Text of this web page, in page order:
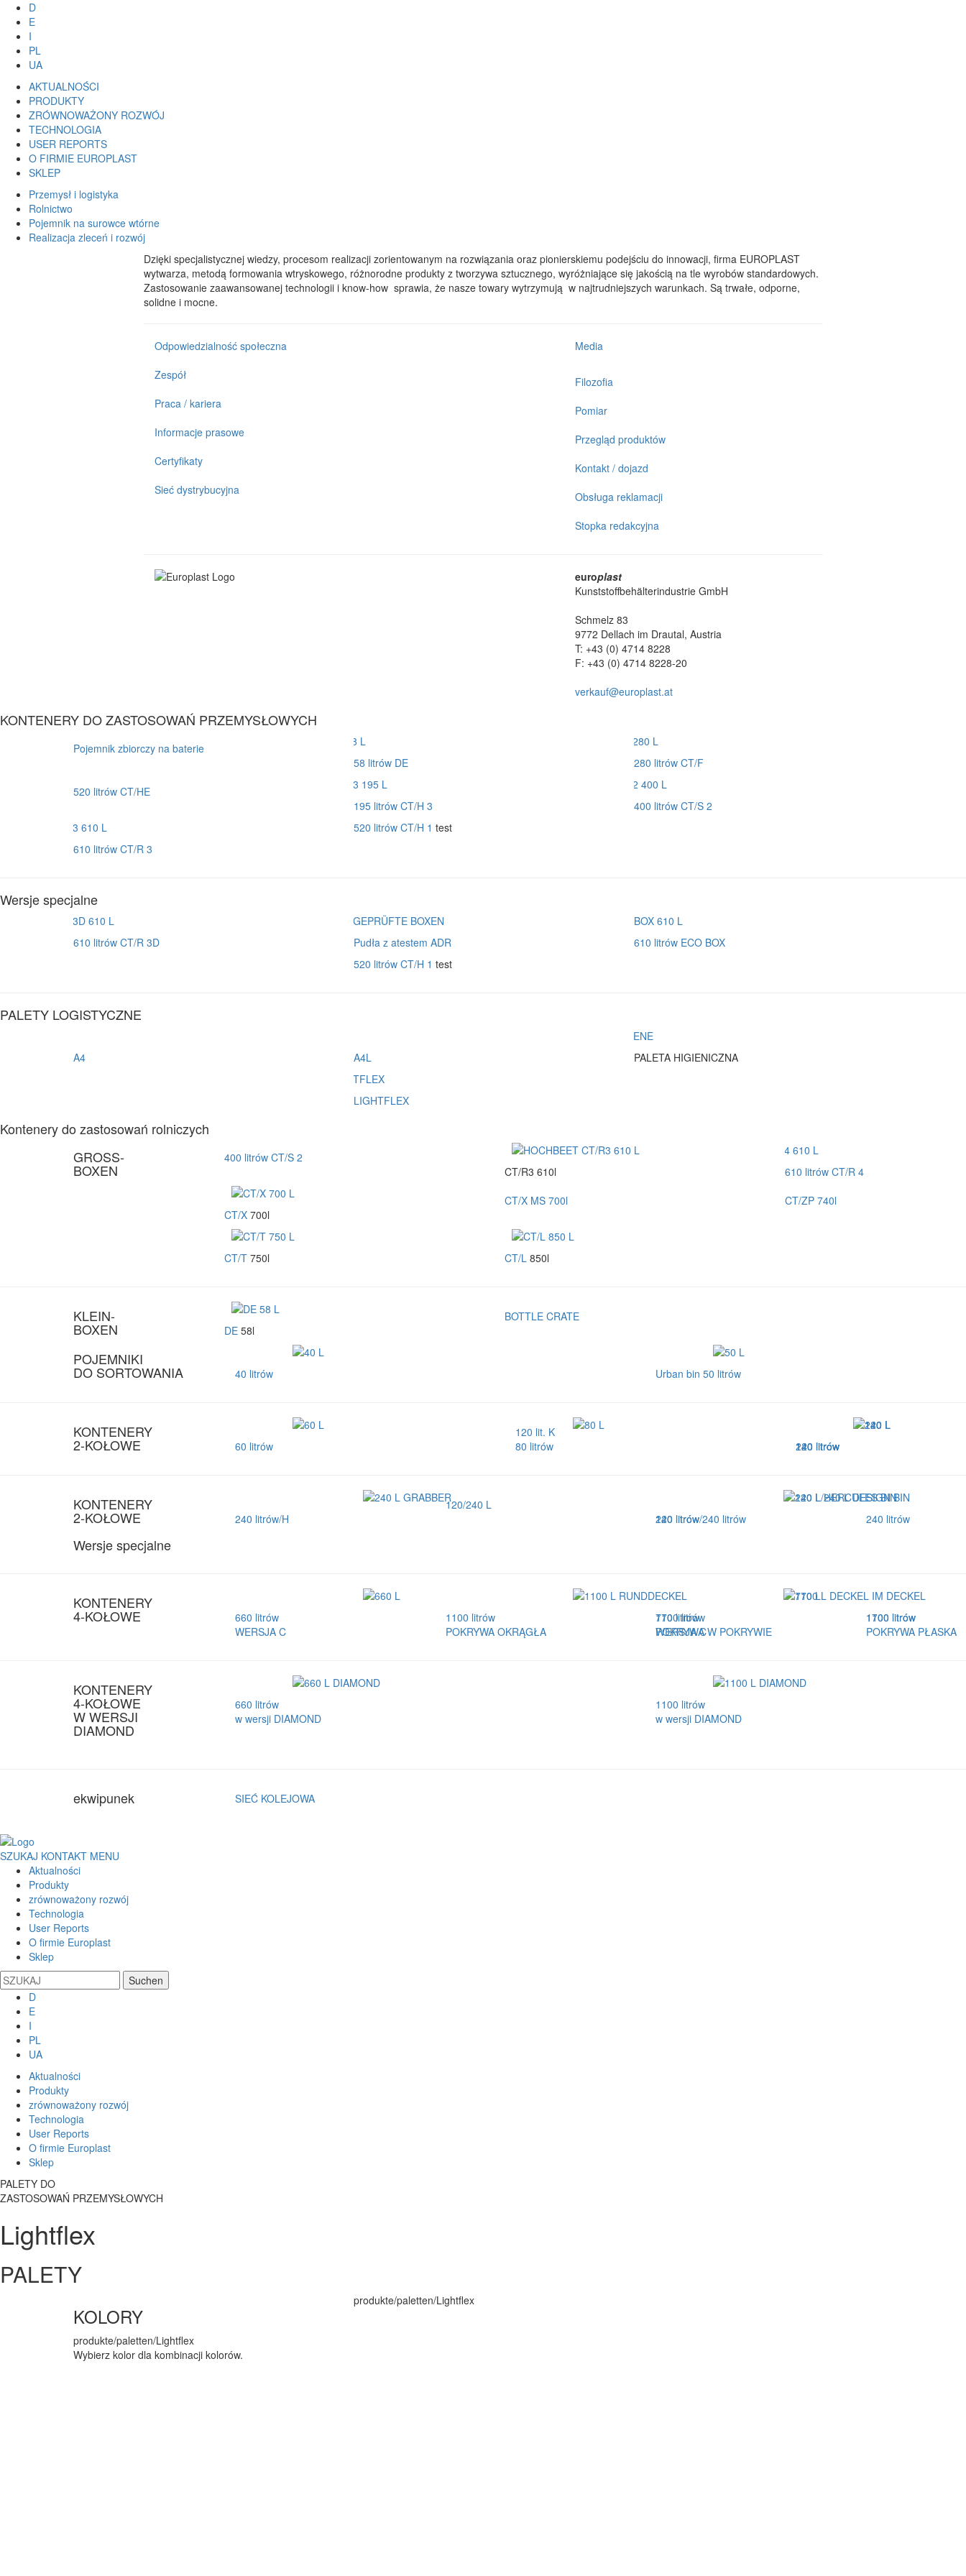
D
E
I
PL
UA
AKTUALNOŚCI
PRODUKTY
ZRÓWNOWAŻONY ROZWÓJ
TECHNOLOGIA
USER REPORTS
O FIRMIE EUROPLAST
SKLEP
Przemysł i logistyka
Rolnictwo
Pojemnik na surowce wtórne
Realizacja zleceń i rozwój
Dzięki specjalistycznej wiedzy, procesom realizacji zorientowanym na rozwiązania oraz pionierskiemu podejściu do innowacji, firma EUROPLAST
wytwarza, metodą formowania wtryskowego, różnorodne produkty z tworzywa sztucznego, wyróżniające się jakością na tle wyrobów standardowych.
Zastosowanie zaawansowanej technologii i know-how sprawia, że nasze towary wytrzymują w najtrudniejszych warunkach. Są trwałe, odporne,
solidne i mocne.
Odpowiedzialność społeczna
Zespół
Praca / kariera
Informacje prasowe
Certyfikaty
Sieć dystrybucyjna
Media
Filozofia
Pomiar
Przegląd produktów
Kontakt / dojazd
Obsługa reklamacji
Stopka redakcyjna
europlast
Kunststoffbehälterindustrie GmbH
Schmelz 83
9772 Dellach im Drautal, Austria
T: +43 (0) 4714 8228
F: +43 (0) 4714 8228-20
verkauf@europlast.at
KONTENERY DO ZASTOSOWAŃ PRZEMYSŁOWYCH
Pojemnik zbiorczy na baterie
58 litrów DE
280 litrów CT/F
520 litrów CT/HE
195 litrów CT/H 3
400 litrów CT/S 2
610 litrów CT/R 3
520 litrów CT/H 1 test
Wersje specjalne
610 litrów CT/R 3D Pudła z atestem ADR
610 litrów ECO BOX
520 litrów CT/H 1 test
PALETY LOGISTYCZNE
A4 A4L PALETA HIGIENICZNA
LIGHTFLEX
Kontenery do zastosowań rolniczych
GROSS-
BOXEN
400 litrów CT/S 2
CT/R3 610l
610 litrów CT/R 4
CT/X 700l
CT/X MS 700l CT/ZP 740l
CT/T 750l CT/L 850l
KLEIN-
BOXEN DE 58l
BOTTLE CRATE
POJEMNIKI
DO SORTOWANIA 40 litrów Urban bin 50 litrów
KONTENERY
2-KOŁOWE 60 litrów 80 litrów 120 litrów
120 lit. K
140 litrów
240 litrów
KONTENERY
2-KOŁOWE
Wersje specjalne
240 litrów/H 240 litrów
120/240 L
240 litrów
120 litrów/240 litrów
KONTENERY
4-KOŁOWE
660 litrów
WERSJA C
770 litrów
WERSJA C
1100 litrów
POKRYWA OKRĄGŁA
1100 litrów
POKRYWA PŁASKA
1100 litrów
POKRYWA W POKRYWIE
1700 litrów
KONTENERY
4-KOŁOWE
W WERSJI
DIAMOND
660 litrów
w wersji DIAMOND
1100 litrów
w wersji DIAMOND
ekwipunek SIEĆ KOLEJOWA
SZUKAJ KONTAKT MENU
Aktualności
Produkty
zrównoważony rozwój
Technologia
User Reports
O firmie Europlast
Sklep
D
E
I
PL
UA
Aktualności
Produkty
zrównoważony rozwój
Technologia
User Reports
O firmie Europlast
Sklep
PALETY DO
ZASTOSOWAŃ PRZEMYSŁOWYCH
Lightflex
PALETY
KOLORY
produkte/paletten/Lightflex
Wybierz kolor dla kombinacji kolorów.
produkte/paletten/Lightflex